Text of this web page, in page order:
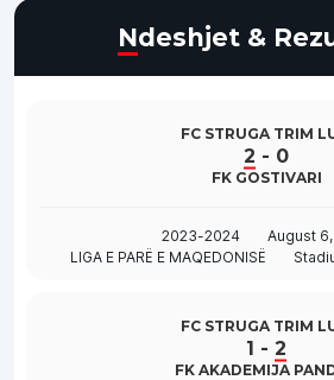
Ndeshjet &
FC STRUGA TRIM
2 - 0
FK GOSTIVARI
2023-2024
August
LIGA E PARË E MAQEDONISË
FC STRUGA TRIM
1 - 2
FK AKADEMIJA